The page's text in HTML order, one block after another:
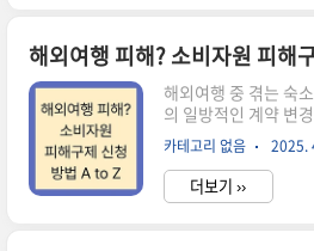
바로 '골든 타임' 사수
을 좌우한다고 해도
심인데, 어떤 것들을
꼼꼼하게 챙겨야 할 것
권, 호텔 예약 확인서,
본입니다. 영수증도
해외여행 중 겪는 숙
의 일방적인 계약 변
게 대처해야 할까요?
서 여러분의 권리를
청 방법을 A to Z까지
1372 소비자상담센터
카테고리 없음 2025.
더보기 ››